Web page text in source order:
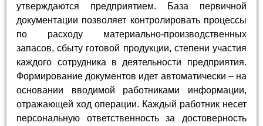
утверждаются предприятием. База первичной
документации позволяет контролировать процессы
по расходу материально-производственных
запасов, сбыту готовой продукции, степени участия
каждого сотрудника в деятельности предприятия.
Формирование документов идет автоматически – на
основании вводимой работниками информации,
отражающей ход операции. Каждый работник несет
персональную ответственность за достоверность